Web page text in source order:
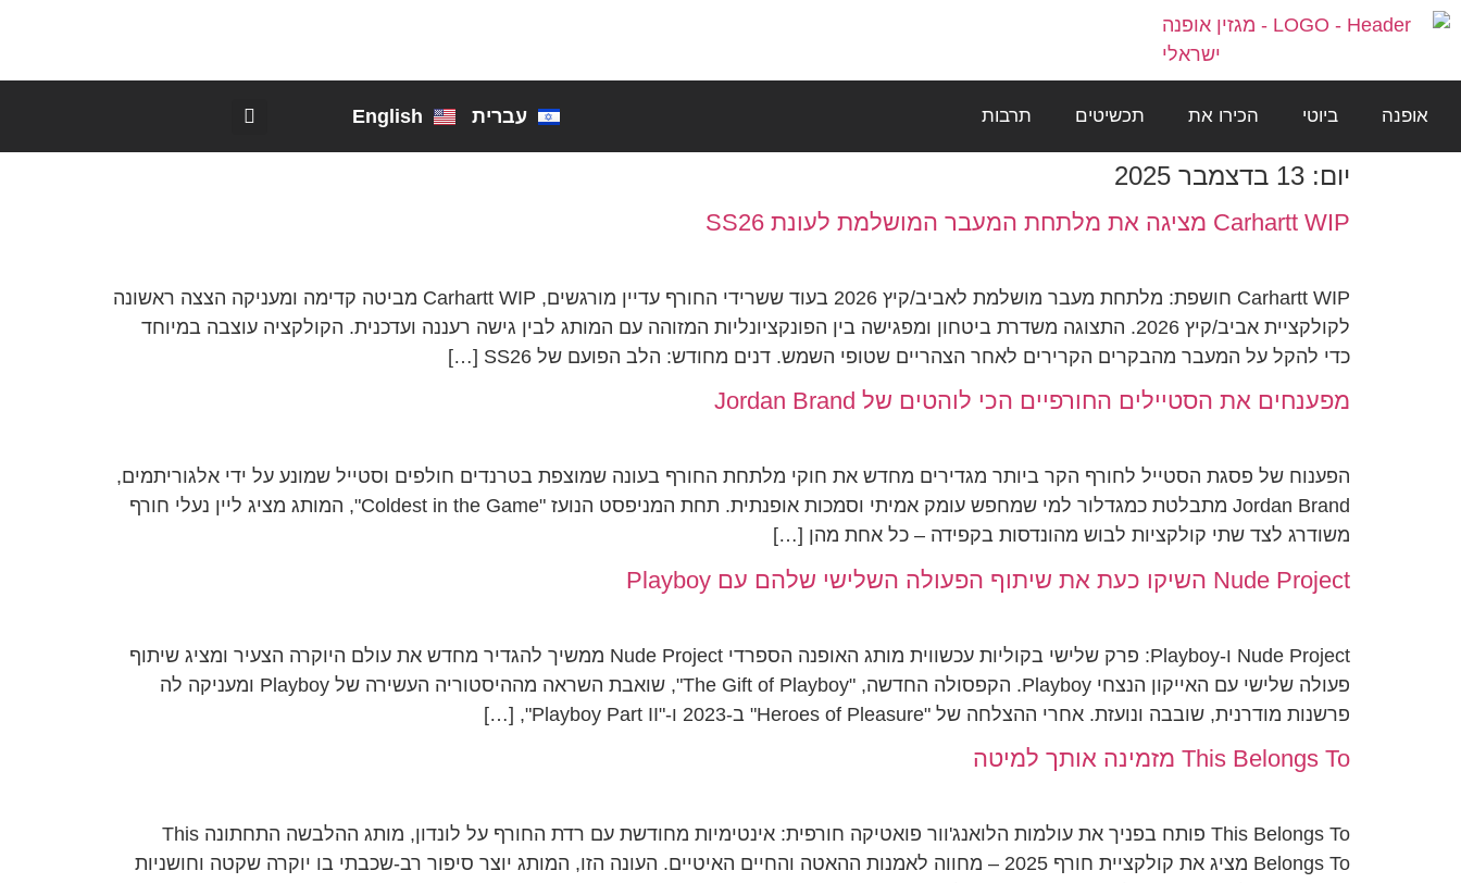
אופנה ביוטי הכירו את תכשיטים תרבות עברית English
יום: 13 בדצמבר 2025
Carhartt WIP מציגה את מלתחת המעבר המושלמת לעונת SS26
Carhartt WIP חושפת: מלתחת מעבר מושלמת לאביב/קיץ 2026 בעוד ששרידי החורף עדיין מורגשים, Carhartt WIP מביטה קדימה ומעניקה הצצה ראשונה
לקולקציית אביב/קיץ 2026. התצוגה משדרת ביטחון ומפגישה בין הפונקציונליות המזוהה עם המותג לבין גישה רעננה ועדכנית. הקולקציה עוצבה במיוחד
כדי להקל על המעבר מהבקרים הקרירים לאחר הצהריים שטופי השמש. דנים מחודש: הלב הפועם של SS26 […]
מפענחים את הסטיילים החורפיים הכי לוהטים של Jordan Brand
הפענוח של פסגת הסטייל לחורף הקר ביותר מגדירים מחדש את חוקי מלתחת החורף בעונה שמוצפת בטרנדים חולפים וסטייל שמונע על ידי אלגוריתמים,
Jordan Brand מתבלטת כמגדלור למי שמחפש עומק אמיתי וסמכות אופנתית. תחת המניפסט הנועז "Coldest in the Game", המותג מציג ליין נעלי חורף
משודרג לצד שתי קולקציות לבוש מהונדסות בקפידה – כל אחת מהן […]
Nude Project השיקו כעת את שיתוף הפעולה השלישי שלהם עם Playboy
Nude Project ו-Playboy: פרק שלישי בקוליות עכשווית מותג האופנה הספרדי Nude Project ממשיך להגדיר מחדש את עולם היוקרה הצעיר ומציג שיתוף
פעולה שלישי עם האייקון הנצחי Playboy. הקפסולה החדשה, "The Gift of Playboy", שואבת השראה מההיסטוריה העשירה של Playboy ומעניקה לה
פרשנות מודרנית, שובבה ונועזת. אחרי ההצלחה של "Heroes of Pleasure" ב-2023 ו-"Playboy Part II", […]
This Belongs To מזמינה אותך למיטה
This Belongs To פותח בפניך את עולמות הלואנג'וור פואטיקה חורפית: אינטימיות מחודשת עם רדת החורף על לונדון, מותג ההלבשה התחתונה This
Belongs To מציג את קולקציית חורף 2025 – מחווה לאמנות ההאטה והחיים האיטיים. העונה הזו, המותג יוצר סיפור רב-שכבתי בו יוקרה שקטה וחושניות